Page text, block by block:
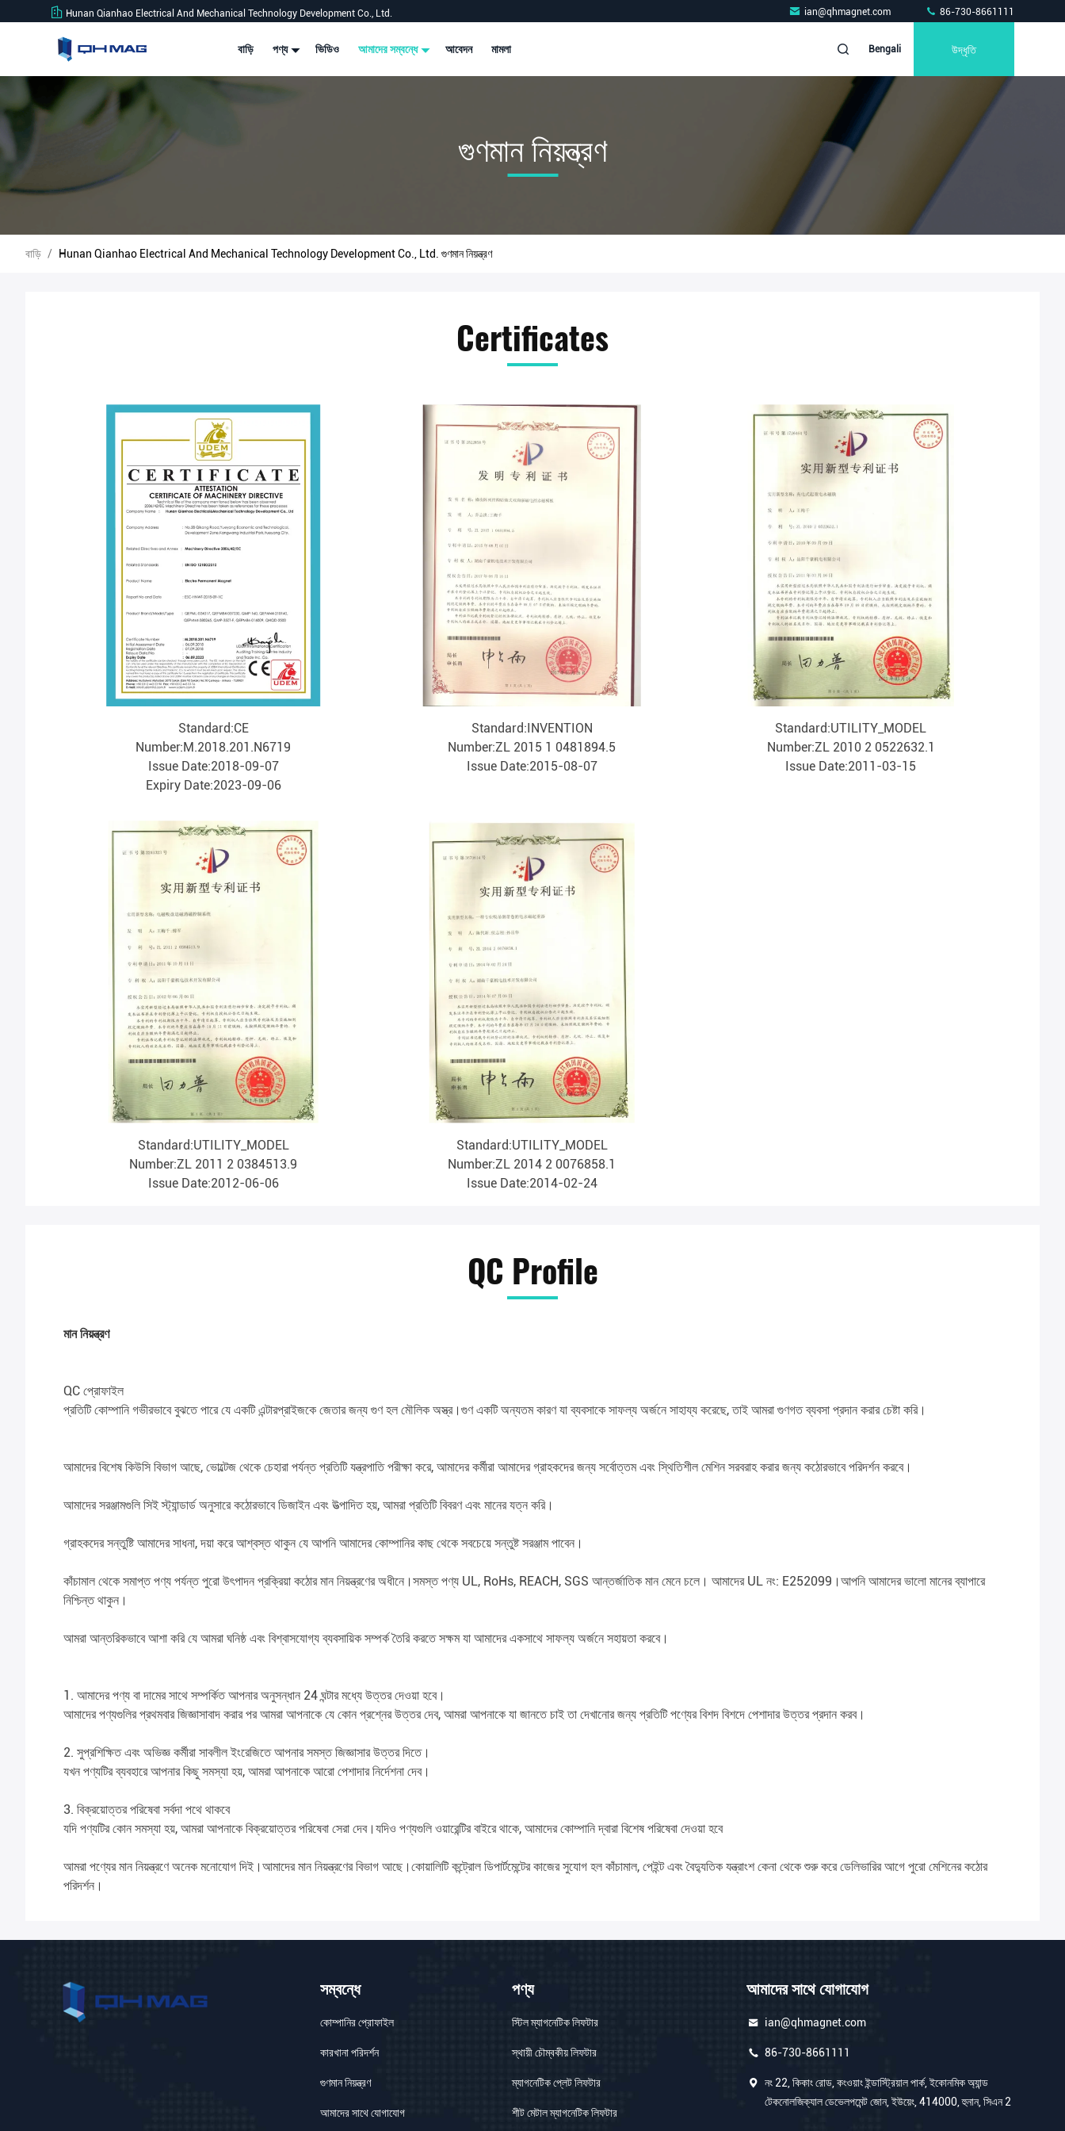
Hunan Qianhao Electrical And Mechanical Technology Development Co., Ltd. ian@qhmagnet.com 86-730-8661111
বাড়ি পণ্য ভিডিও আমাদের সম্বন্ধে আবেদন মামলা Bengali উদ্ধৃতি
গুণমান নিয়ন্ত্রণ
বাড়ি / Hunan Qianhao Electrical And Mechanical Technology Development Co., Ltd. গুণমান নিয়ন্ত্রণ
Certificates
Standard:CE
Number:M.2018.201.N6719
Issue Date:2018-09-07
Expiry Date:2023-09-06
Standard:INVENTION
Number:ZL 2015 1 0481894.5
Issue Date:2015-08-07
Standard:UTILITY_MODEL
Number:ZL 2010 2 0522632.1
Issue Date:2011-03-15
Standard:UTILITY_MODEL
Number:ZL 2011 2 0384513.9
Issue Date:2012-06-06
Standard:UTILITY_MODEL
Number:ZL 2014 2 0076858.1
Issue Date:2014-02-24
QC Profile
মান নিয়ন্ত্রণ
QC প্রোফাইল
প্রতিটি কোম্পানি গভীরভাবে বুঝতে পারে যে একটি এন্টারপ্রাইজকে জেতার জন্য গুণ হল মৌলিক অস্ত্র।গুণ একটি অন্যতম কারণ যা ব্যবসাকে সাফল্য অর্জনে সাহায্য করেছে, তাই আমরা গুণগত ব্যবসা প্রদান করার চেষ্টা করি।
আমাদের বিশেষ কিউসি বিভাগ আছে, ভোল্টেজ থেকে চেহারা পর্যন্ত প্রতিটি যন্ত্রপাতি পরীক্ষা করে, আমাদের কর্মীরা আমাদের গ্রাহকদের জন্য সর্বোত্তম এবং স্থিতিশীল মেশিন সরবরাহ করার জন্য কঠোরভাবে পরিদর্শন করবে।
আমাদের সরঞ্জামগুলি সিই স্ট্যান্ডার্ড অনুসারে কঠোরভাবে ডিজাইন এবং উত্পাদিত হয়, আমরা প্রতিটি বিবরণ এবং মানের যত্ন করি।
গ্রাহকদের সন্তুষ্টি আমাদের সাধনা, দয়া করে আশ্বস্ত থাকুন যে আপনি আমাদের কোম্পানির কাছ থেকে সবচেয়ে সন্তুষ্ট সরঞ্জাম পাবেন।
কাঁচামাল থেকে সমাপ্ত পণ্য পর্যন্ত পুরো উৎপাদন প্রক্রিয়া কঠোর মান নিয়ন্ত্রণের অধীনে।সমস্ত পণ্য UL, RoHs, REACH, SGS আন্তর্জাতিক মান মেনে চলে। আমাদের UL নং: E252099।আপনি আমাদের ভালো মানের ব্যাপারে
নিশ্চিন্ত থাকুন।
আমরা আন্তরিকভাবে আশা করি যে আমরা ঘনিষ্ঠ এবং বিশ্বাসযোগ্য ব্যবসায়িক সম্পর্ক তৈরি করতে সক্ষম যা আমাদের একসাথে সাফল্য অর্জনে সহায়তা করবে।
1. আমাদের পণ্য বা দামের সাথে সম্পর্কিত আপনার অনুসন্ধান 24 ঘন্টার মধ্যে উত্তর দেওয়া হবে।
আমাদের পণ্যগুলির প্রথমবার জিজ্ঞাসাবাদ করার পর আমরা আপনাকে যে কোন প্রশ্নের উত্তর দেব, আমরা আপনাকে যা জানতে চাই তা দেখানোর জন্য প্রতিটি পণ্যের বিশদ বিশদে পেশাদার উত্তর প্রদান করব।
2. সুপ্রশিক্ষিত এবং অভিজ্ঞ কর্মীরা সাবলীল ইংরেজিতে আপনার সমস্ত জিজ্ঞাসার উত্তর দিতে।
যখন পণ্যটির ব্যবহারে আপনার কিছু সমস্যা হয়, আমরা আপনাকে আরো পেশাদার নির্দেশনা দেব।
3. বিক্রয়োত্তর পরিষেবা সর্বদা পথে থাকবে
যদি পণ্যটির কোন সমস্যা হয়, আমরা আপনাকে বিক্রয়োত্তর পরিষেবা সেরা দেব।যদিও পণ্যগুলি ওয়ারেন্টির বাইরে থাকে, আমাদের কোম্পানি দ্বারা বিশেষ পরিষেবা দেওয়া হবে
আমরা পণ্যের মান নিয়ন্ত্রণে অনেক মনোযোগ দিই।আমাদের মান নিয়ন্ত্রণের বিভাগ আছে।কোয়ালিটি কন্ট্রোল ডিপার্টমেন্টের কাজের সুযোগ হল কাঁচামাল, পেইন্ট এবং বৈদ্যুতিক যন্ত্রাংশ কেনা থেকে শুরু করে ডেলিভারির আগে পুরো মেশিনের কঠোর
পরিদর্শন।
সম্বন্ধে
কোম্পানির প্রোফাইল
কারখানা পরিদর্শন
গুণমান নিয়ন্ত্রণ
আমাদের সাথে যোগাযোগ
পণ্য
স্টিল ম্যাগনেটিক লিফটার
স্থায়ী চৌম্বকীয় লিফটার
ম্যাগনেটিক প্লেট লিফটার
শীট মেটাল ম্যাগনেটিক লিফটার
আমাদের সাথে যোগাযোগ
ian@qhmagnet.com
86-730-8661111
নং 22, কিকাং রোড, কংওয়াং ইন্ডাস্ট্রিয়াল পার্ক, ইকোনমিক অ্যান্ড
টেকনোলজিক্যাল ডেভেলপমেন্ট জোন, ইউয়েং, 414000, হুনান, সিএন 2